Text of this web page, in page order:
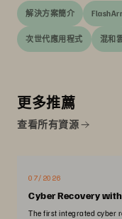
解決方案簡介
次世代應用程式 混和
更多推薦
查看所有資源
07/2026
Cyber Recovery
The first integrated cyber